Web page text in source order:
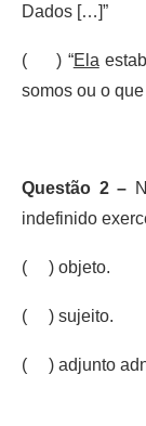
Dados […]”
( ) “Ela
somos ou o
Questão 2 –
indefinido
( ) objeto.
( ) sujeito.
( ) adjunto